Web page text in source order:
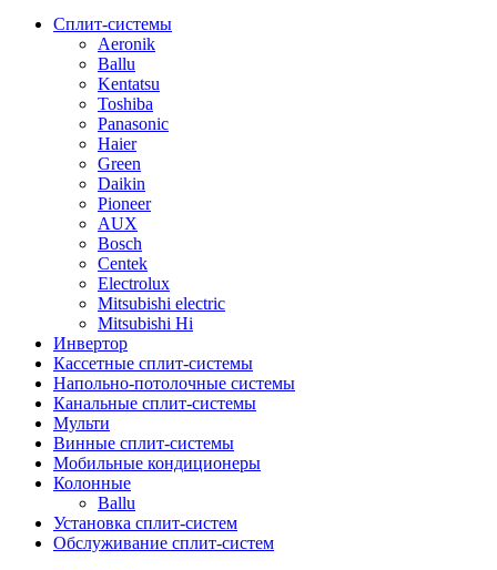
Сплит-системы
Аeronik
Ballu
Kentatsu
Toshiba
Panasonic
Haier
Green
Daikin
Pioneer
AUX
Bosch
Centek
Electrolux
Mitsubishi electric
Mitsubishi Hi
Инвертор
Кассетные сплит-системы
Напольно-потолочные системы
Канальные сплит-системы
Мульти
Винные сплит-системы
Мобильные кондиционеры
Колонные
Ballu
Установка сплит-систем
Обслуживание сплит-систем